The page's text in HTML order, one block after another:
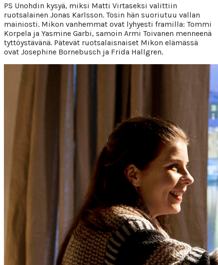
PS Unohdin kysyä, miksi Matti Virtaseksi valittiin
ruotsalainen Jonas Karlsson. Tosin hän suoriutuu vallan
mainiosti. Mikon vanhemmat ovat lyhyesti framilla: Tommi
Korpela ja Yasmine Garbi, samoin Armi Toivanen menneenä
tyttöystävänä. Pätevät ruotsalaisnaiset Mikon elämässä
ovat Josephine Bornebusch ja Frida Hallgren.